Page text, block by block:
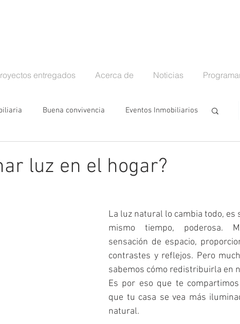
entregados Acerca de Noticias
Buena convivencia Eventos Inmobiliarios
Bienes Raíces
Plantas medicinales en casa
Planificación financiera familiar
Entidades bancarias Ecuador
luz en el hogar?
La luz natural lo cambia todo, es
mismo tiempo, poderosa.
sensación de espacio,
contrastes y reflejos. Pero
sabemos cómo redistribuirla en
Es por eso que te
que tu casa se vea más
natural.